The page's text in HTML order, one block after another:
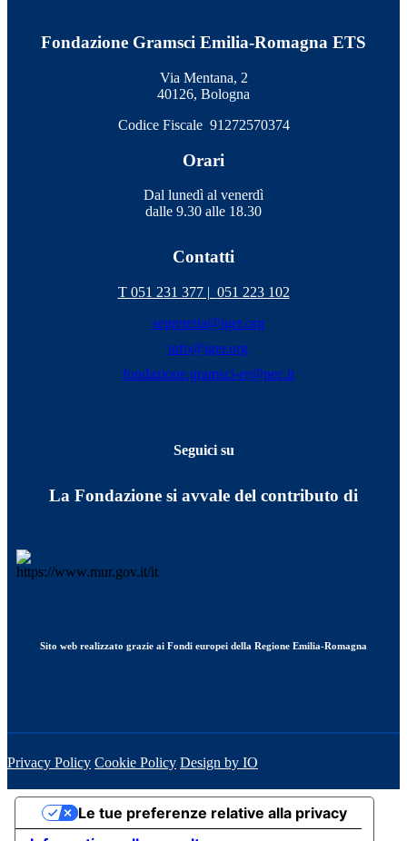
Fondazione Gramsci Emilia-Romagna ETS
Via Mentana, 2
40126, Bologna
Codice Fiscale 91272570374
Orari
Dal lunedì al venerdì
dalle 9.30 alle 18.30
Contatti
T 051 231 377 | 051 223 102
segreteria@iger.org
info@iger.org
fondazione.gramsci-er@pec.it
Seguici su
La Fondazione si avvale del contributo di
Sito web realizzato grazie ai Fondi europei della Regione Emilia-Romagna
Privacy Policy Cookie Policy Design by IO
Le tue preferenze relative alla privacy